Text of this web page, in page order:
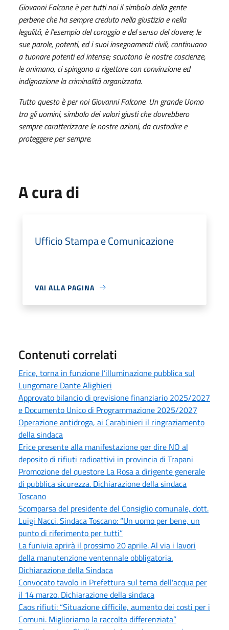
Giovanni Falcone è per tutti noi il simbolo della gente
perbene che ha sempre creduto nella giustizia e nella
legalità, è l’esempio del coraggio e del senso del dovere; le
sue parole, potenti, ed i suoi insegnamenti civili, continuano
a tuonare potenti ed intense; scuotono le nostre coscienze,
le animano, ci spingono a rigettare con convinzione ed
indignazione la criminalità organizzata.
Tutto questo è per noi Giovanni Falcone. Un grande Uomo
tra gli uomini, simbolo dei valori giusti che dovrebbero
sempre caratterizzare le nostre azioni, da custodire e
proteggere per sempre.
A cura di
Ufficio Stampa e Comunicazione
VAI ALLA PAGINA
Contenuti correlati
Erice, torna in funzione l’illuminazione pubblica sul
Lungomare Dante Alighieri
Approvato bilancio di previsione finanziario 2025/2027
e Documento Unico di Programmazione 2025/2027
Operazione antidroga, ai Carabinieri il ringraziamento
della sindaca
Erice presente alla manifestazione per dire NO al
deposito di rifiuti radioattivi in provincia di Trapani
Promozione del questore La Rosa a dirigente generale
di pubblica sicurezza. Dichiarazione della sindaca
Toscano
Scomparsa del presidente del Consiglio comunale, dott.
Luigi Nacci. Sindaca Toscano: “Un uomo per bene, un
punto di riferimento per tutti”
La funivia aprirà il prossimo 20 aprile. Al via i lavori
della manutenzione ventennale obbligatoria.
Dichiarazione della Sindaca
Convocato tavolo in Prefettura sul tema dell'acqua per
il 14 marzo. Dichiarazione della sindaca
Caos rifiuti: “Situazione difficile, aumento dei costi per i
Comuni. Miglioriamo la raccolta differenziata”